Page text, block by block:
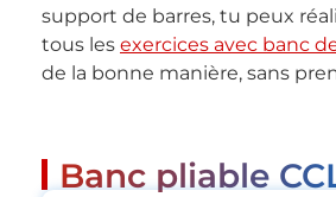
support de barres, tu peux
tous les exercices avec banc
de la bonne manière, sans
Banc pliable